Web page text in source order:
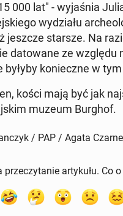
000 lat" - wy­ja­śnia
wy­dzia­łu
jeszcze starsze. Na
da­to­wa­ne ze względu
byłyby ko­niecz­ne w
kości mają być jak
muzeum Burghof.
/ PAP / Agata
przeczytanie artykułu. Co